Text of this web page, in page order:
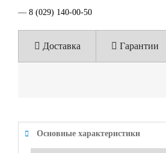
— 8 (029) 140-00-50
Доставка Гарантии
Основные характеристики